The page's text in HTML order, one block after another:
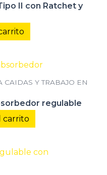
II con Ratchet y
CAIDAS Y TRABAJO EN
regulable
carrito